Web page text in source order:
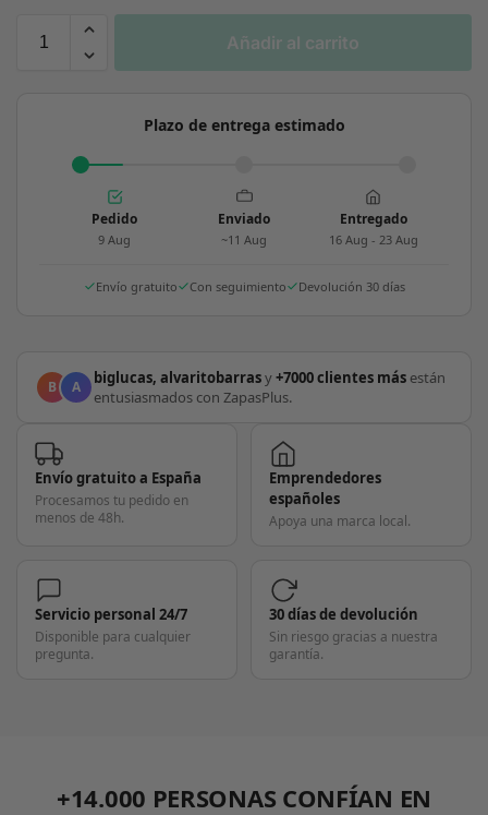
Añadir al carrito
Plazo de entrega estimado
Pedido
9 Aug
Enviado
~11 Aug
Entregado
16 Aug - 23 Aug
Envío gratuito Con seguimiento Devolución 30 días
B A biglucas, alvaritobarrasy+7000 clientes más están
entusiasmados con ZapasPlus.
Envío gratuito a España
Procesamos tu pedido en
menos de 48h.
Emprendedores
españoles
Apoya una marca local.
Servicio personal 24/7
Disponible para cualquier
pregunta.
30 días de devolución
Sin riesgo gracias a nuestra
garantía.
+14.000 PERSONAS CONFÍAN EN